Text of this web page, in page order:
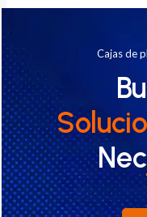
Cajas de